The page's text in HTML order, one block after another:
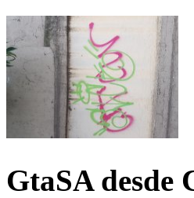
GtaSA desde